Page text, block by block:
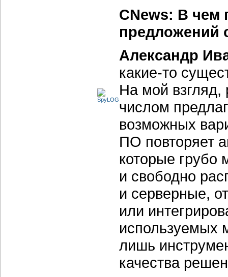
CNews: В чем
предложений
Александр
какие-то
На мой взгляд,
числом
возможных
ПО повторяет
которые грубо
и свободно
и серверные,
или
используемых
лишь
качества